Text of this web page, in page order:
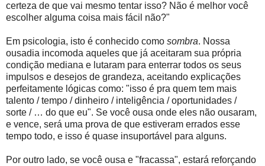
certeza de que vai mesmo tentar isso? Não é melhor você
escolher alguma coisa mais fácil não?"
Em psicologia, isto é conhecido como sombra. Nossa
ousadia incomoda aqueles que já aceitaram sua própria
condição mediana e lutaram para enterrar todos os seus
impulsos e desejos de grandeza, aceitando explicações
perfeitamente lógicas como: "isso é pra quem tem mais
talento / tempo / dinheiro / inteligência / oportunidades /
sorte / … do que eu". Se você ousa onde eles não ousaram,
e vence, será uma prova de que estiveram errados esse
tempo todo, e isso é quase insuportável para alguns.
Por outro lado, se você ousa e "fracassa", estará reforçando